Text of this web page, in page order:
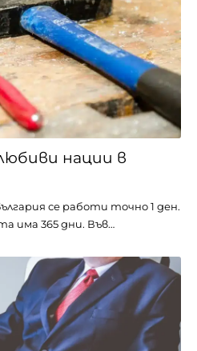
нации в
се работи точно 1 ден.
има 365 дни. Във…